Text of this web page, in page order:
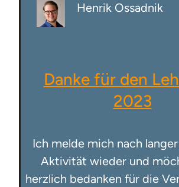
Henrik Ossadnik
Danke für den
2023
Ich melde mich nach
Aktivität wieder und
herzlich bedanken für die